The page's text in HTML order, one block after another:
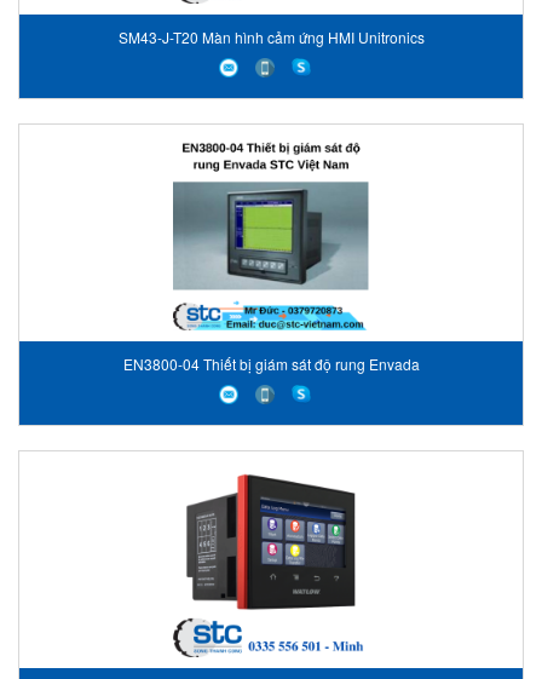
SM43-J-T20 Màn hình cảm ứng HMI Unitronics
EN3800-04 Thiết bị giám sát độ rung Envada